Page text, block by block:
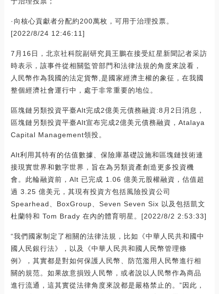
·向核心貢獻者分配約200萬枚，可用于治理投票。
[2022/8/24 12:46:11]
7月16日，北京社科院副研究員王鵬在接受紅星新聞記者采訪
時表示，該事件從相關監管部門和法律法規的角度來說看，
人民幣作為我國的法定貨幣,是國家經濟主權的象征，在我國
整個經濟社會運行中，處于非常重要的地位。
區塊鏈另類投資平臺Alt完成2億美元債務融資:8月2日消息，
區塊鏈另類投資平臺Alt宣布完成2億美元債務融資，Atalaya
Capital Management領投。
Alt利用其特有的估值數據、保險庫基礎設施和區塊鏈技術連
接現實世界和數字世界，旨在為另類資產創造更多投資機
會。此輪融資前，Alt 已完成 1.06 億美元股權融資，估值超
過 3.25 億美元，其現有投資方包括風險投資公司
Spearhead、BoxGroup、Seven Seven Six 以及包括凱文
杜蘭特和 Tom Brady 在內的體育明星。[2022/8/2 2:53:33]
“我們國家制定了相關的法律法規，比如《中華人民共和國中
國人民銀行法》，以及《中華人民共和國人民幣管理條
例》，其實都是對如何保護人民幣、防范濫用人民幣進行相
關的規范。如果故意損毀人民幣，或者說以人民幣作為商品
進行流通，這其實從法律角度來說都是嚴格禁止的。”因此，